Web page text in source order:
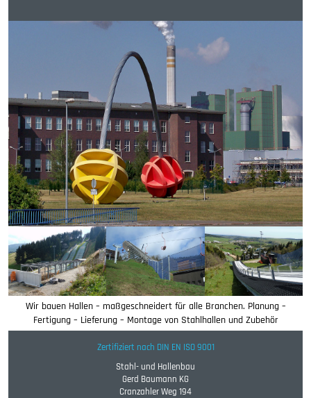
Wir bauen Hallen – maßgeschneidert für alle Branchen. Planung –
Fertigung – Lieferung – Montage von Stahlhallen und Zubehör
Zertifiziert nach DIN EN ISO 9001
Stahl- und Hallenbau
Gerd Baumann KG
Cranzahler Weg 194